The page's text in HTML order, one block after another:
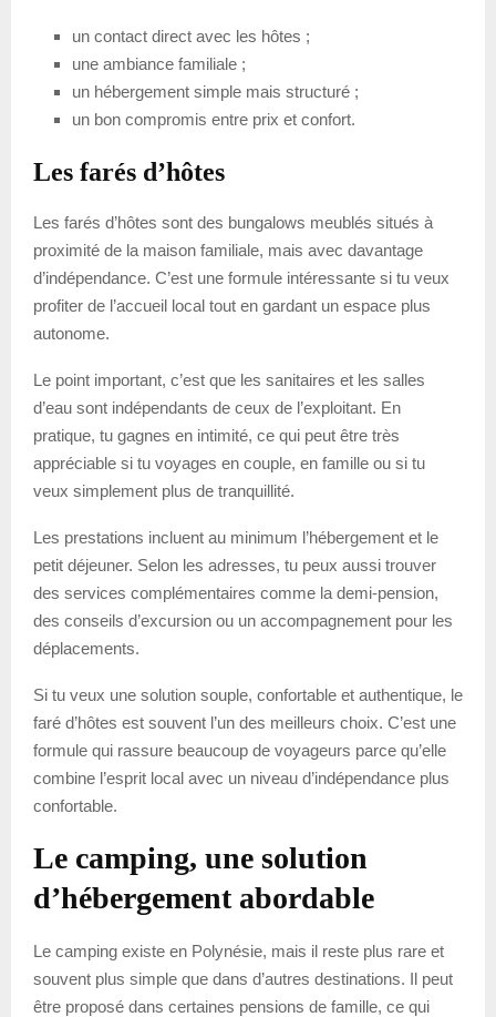
un contact direct avec les hôtes ;
une ambiance familiale ;
un hébergement simple mais structuré ;
un bon compromis entre prix et confort.
Les farés d’hôtes
Les farés d’hôtes sont des bungalows meublés situés à
proximité de la maison familiale, mais avec davantage
d’indépendance. C’est une formule intéressante si tu veux
profiter de l’accueil local tout en gardant un espace plus
autonome.
Le point important, c’est que les sanitaires et les salles
d’eau sont indépendants de ceux de l’exploitant. En
pratique, tu gagnes en intimité, ce qui peut être très
appréciable si tu voyages en couple, en famille ou si tu
veux simplement plus de tranquillité.
Les prestations incluent au minimum l’hébergement et le
petit déjeuner. Selon les adresses, tu peux aussi trouver
des services complémentaires comme la demi-pension,
des conseils d’excursion ou un accompagnement pour les
déplacements.
Si tu veux une solution souple, confortable et authentique, le
faré d’hôtes est souvent l’un des meilleurs choix. C’est une
formule qui rassure beaucoup de voyageurs parce qu’elle
combine l’esprit local avec un niveau d’indépendance plus
confortable.
Le camping, une solution
d’hébergement abordable
Le camping existe en Polynésie, mais il reste plus rare et
souvent plus simple que dans d’autres destinations. Il peut
être proposé dans certaines pensions de famille, ce qui